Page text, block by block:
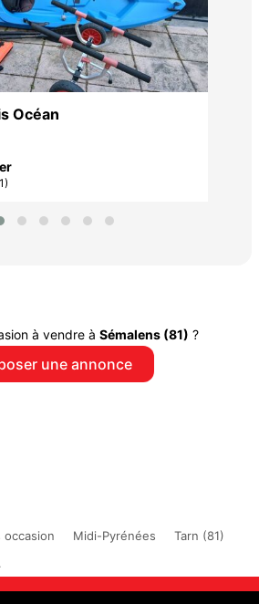
Océan
à vendre à Sémalens (81) ?
une annonce
occasion Midi-Pyrénées
Tarn (81)